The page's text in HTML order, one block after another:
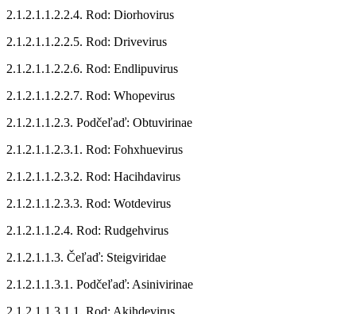
2.1.2.1.1.2.2.4. Rod: Diorhovirus
2.1.2.1.1.2.2.5. Rod: Drivevirus
2.1.2.1.1.2.2.6. Rod: Endlipuvirus
2.1.2.1.1.2.2.7. Rod: Whopevirus
2.1.2.1.1.2.3. Podčeľaď: Obtuvirinae
2.1.2.1.1.2.3.1. Rod: Fohxhuevirus
2.1.2.1.1.2.3.2. Rod: Hacihdavirus
2.1.2.1.1.2.3.3. Rod: Wotdevirus
2.1.2.1.1.2.4. Rod: Rudgehvirus
2.1.2.1.1.3. Čeľaď: Steigviridae
2.1.2.1.1.3.1. Podčeľaď: Asinivirinae
2.1.2.1.1.3.1.1. Rod: Akihdevirus